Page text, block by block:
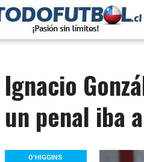
Ignacio
un penal iba
O'HIGGINS